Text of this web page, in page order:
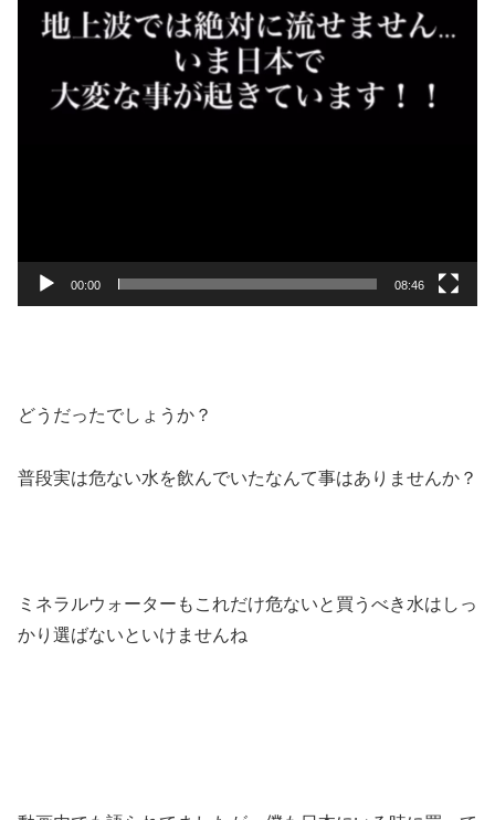
00:00 08:46
どうだったでしょうか？
普段実は危ない水を飲んでいたなんて事はありませんか？
ミネラルウォーターもこれだけ危ないと買うべき水はしっ
かり選ばないといけませんね